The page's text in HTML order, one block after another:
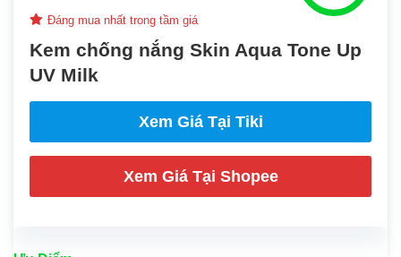
Đáng mua nhất trong tầm giá
Kem chống nắng Skin Aqua Tone Up
UV Milk
Xem Giá Tại Tiki
Xem Giá Tại Shopee